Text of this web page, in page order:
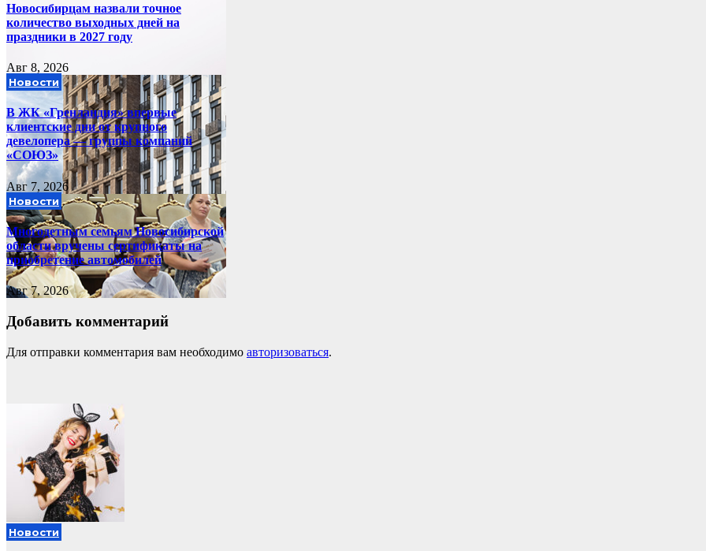
Новосибирцам назвали точное
количество выходных дней на
праздники в 2027 году
Авг 8, 2026
Новости
В ЖК «Гренландия» впервые
клиентские дни от крупного
девелопера — группы компаний
«СОЮЗ»
Авг 7, 2026
Новости
Многодетным семьям Новосибирской
области вручены сертификаты на
приобретение автомобилей
Авг 7, 2026
Добавить комментарий
Для отправки комментария вам необходимо авторизоваться.
Новости